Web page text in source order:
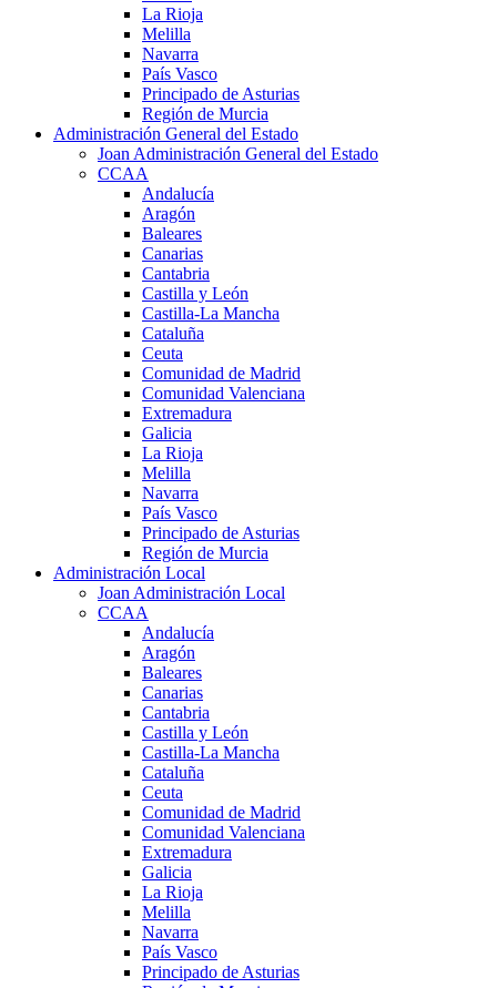
La Rioja
Melilla
Navarra
País Vasco
Principado de Asturias
Región de Murcia
Administración General del Estado
Joan Administración General del Estado
CCAA
Andalucía
Aragón
Baleares
Canarias
Cantabria
Castilla y León
Castilla-La Mancha
Cataluña
Ceuta
Comunidad de Madrid
Comunidad Valenciana
Extremadura
Galicia
La Rioja
Melilla
Navarra
País Vasco
Principado de Asturias
Región de Murcia
Administración Local
Joan Administración Local
CCAA
Andalucía
Aragón
Baleares
Canarias
Cantabria
Castilla y León
Castilla-La Mancha
Cataluña
Ceuta
Comunidad de Madrid
Comunidad Valenciana
Extremadura
Galicia
La Rioja
Melilla
Navarra
País Vasco
Principado de Asturias